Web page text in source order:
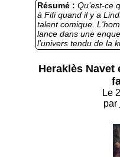
Résumé : Qu’est-ce
à Fifi quand il y a
talent comique.
lance dans une
l'univers tendu de la
troisième degré du
comparaisons
alimenter la structure
mélange improbable
avec Gary Oldman
dans celui du
Heraklès
Le
par